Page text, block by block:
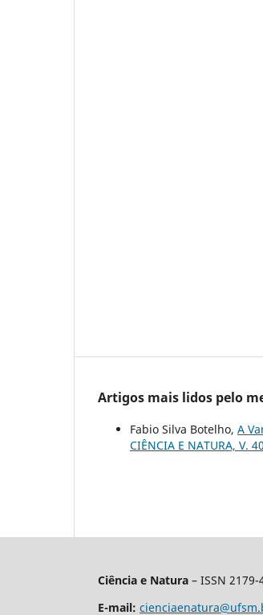
Artigos mais lidos pelo
Fabio Silva Botelho, A
CIÊNCIA E NATURA, V.
Ciência e Natura – ISSN 2179-
E-mail: